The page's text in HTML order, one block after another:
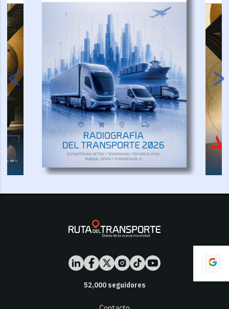
52,000seguidores